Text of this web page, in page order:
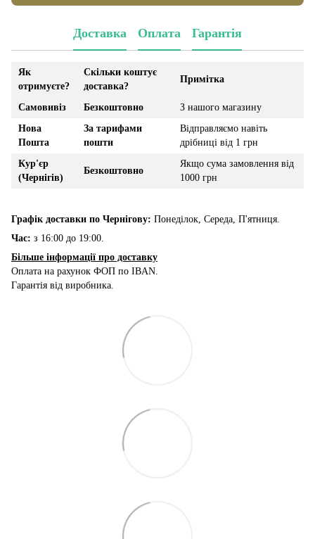
Доставка Оплата Гарантія
Як
отримуєте?
Скільки коштує
доставка?
Примітка
Самовивіз Безкоштовно
З нашого магазину
Нова
Пошта
За тарифами
пошти
Відправляємо навіть
дрібниці від 1 грн
Кур'єр
(Чернігів)
Безкоштовно
Якщо сума замовлення від
1000 грн
Графік доставки по Чернігову: Понеділок, Середа, П'ятниця.
Час: з 16:00 до 19:00.
Більше інформації про доставку
Оплата на рахунок ФОП по IBAN.
Гарантія від виробника.